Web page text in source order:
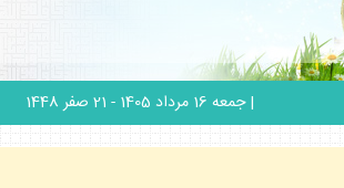
| جمعه 16 مرداد 1405 - 21 صفر 1448